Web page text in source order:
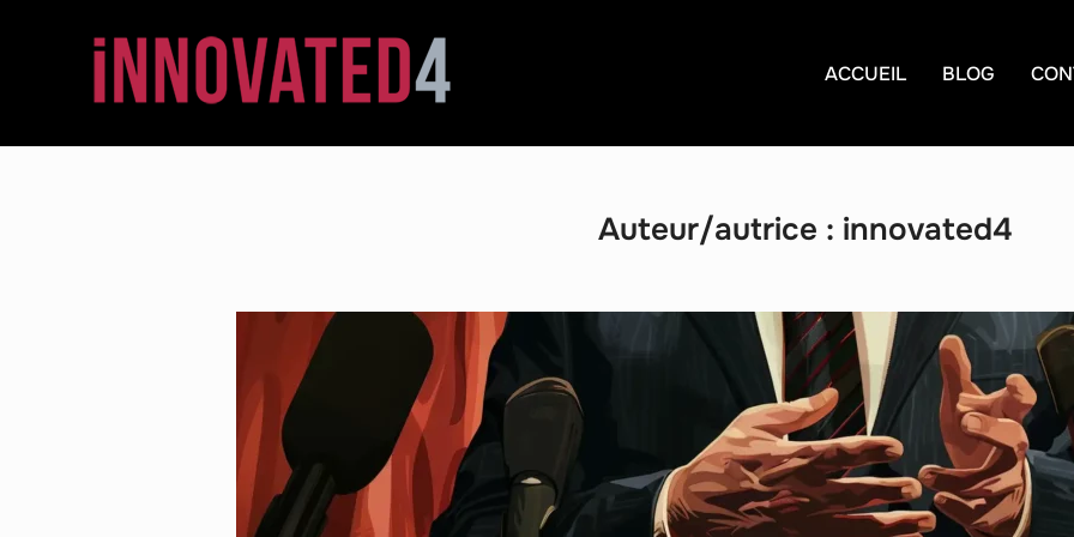
ACCUEIL BLOG
Auteur/autrice : innovated4